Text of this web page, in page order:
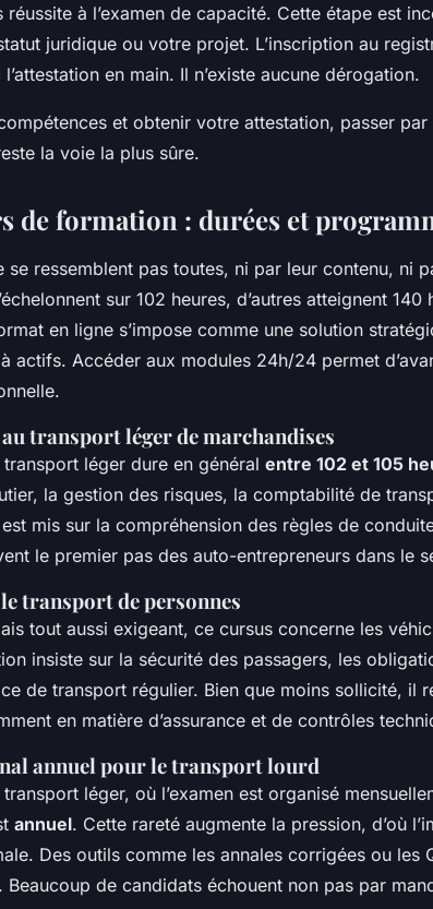
réussite à l’examen de capacité. Cette étape est
juridique ou votre projet. L’inscription au
l’attestation en main. Il n’existe aucune dérogation.
et obtenir votre attestation, passer par
la voie la plus sûre.
de formation : durées et
se ressemblent pas toutes, ni par leur contenu, ni
sur 102 heures, d’autres atteignent
en ligne s’impose comme une solution
actifs. Accéder aux modules 24h/24 permet
transport léger de marchandises
léger dure en général entre 102 et 105
la gestion des risques, la comptabilité de
est mis sur la compréhension des règles de
le premier pas des auto-entrepreneurs dans le
transport de personnes
tout aussi exigeant, ce cursus concerne les
insiste sur la sécurité des passagers, les
de transport régulier. Bien que moins sollicité, il
en matière d’assurance et de contrôles
annuel pour le transport lourd
léger, où l’examen est organisé
annuel. Cette rareté augmente la pression, d’où
Des outils comme les annales corrigées ou les
de candidats échouent non pas par